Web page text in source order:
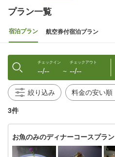
プラン一覧
宿泊プラン 航空券付宿泊プラン
チェックイン
--/-- 〜
チェックアウト
--/--
絞り込み
3件
お魚のみのディナーコースプラン